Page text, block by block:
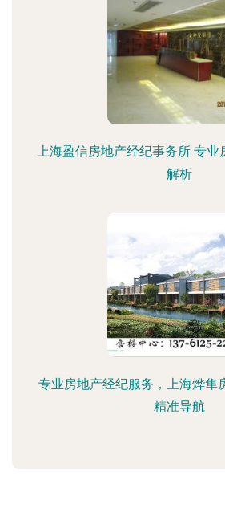
上海盈信房地产经纪事务所 专业
解析
专业房地产经纪服务，上海烨隼
精准导航